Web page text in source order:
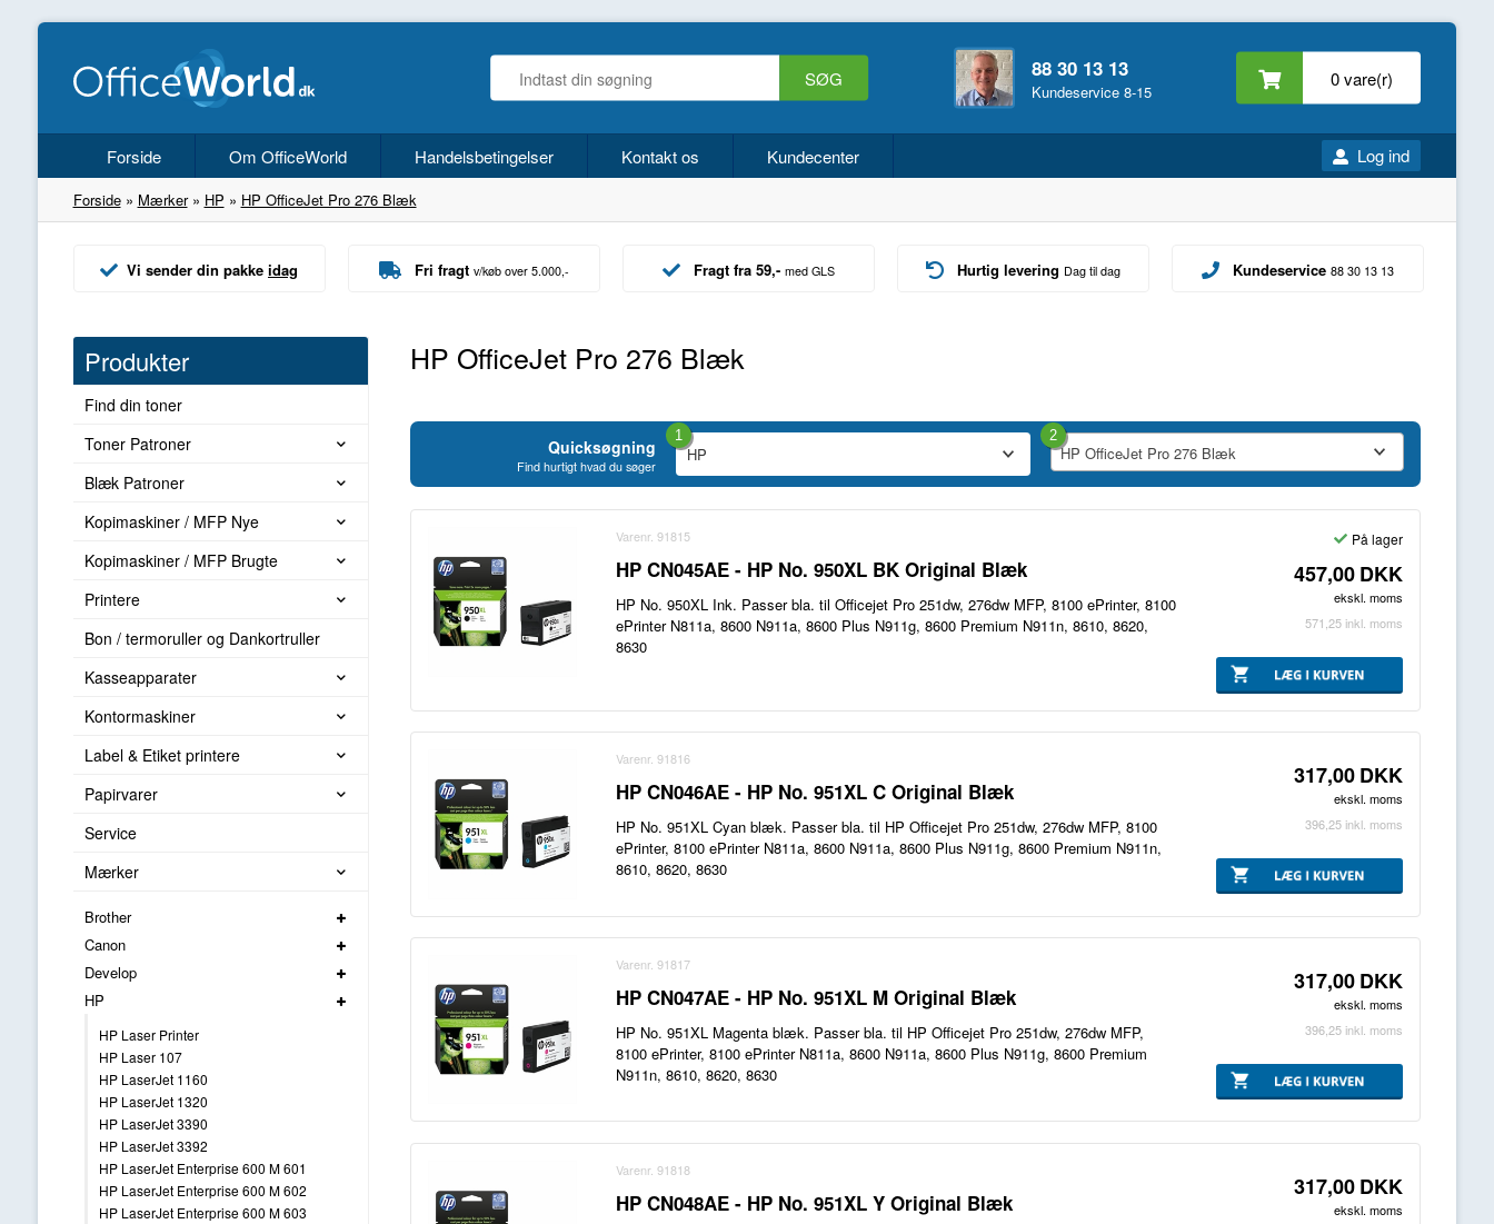
0 vare(r)
88 30 13 13
Kundeservice 8-15
Forside Om OfficeWorld Handelsbetingelser Kontakt os Kundecenter Log ind
Forside» Mærker» HP » HP OfficeJet Pro 276 Blæk
Vi sender din pakkeidag Fri fragt v/køb over 5.000,- Fragt fra 59,- med GLS Hurtig levering Dag til dag Kundeservice 88 30 13 13
Produkter
Find din toner
Toner Patroner
Blæk Patroner
Kopimaskiner / MFP Nye
Kopimaskiner / MFP Brugte
Printere
Bon / termoruller og Dankortruller
Kasseapparater
Kontormaskiner
Label & Etiket printere
Papirvarer
Service
Mærker
Brother
Canon
Develop
HP
HP Laser Printer
HP Laser 107
HP LaserJet 1160
HP LaserJet 1320
HP LaserJet 3390
HP LaserJet 3392
HP LaserJet Enterprise 600 M 601
HP LaserJet Enterprise 600 M 602
HP LaserJet Enterprise 600 M 603
HP OfficeJet Pro 276 Blæk
Quicksøgning
Find hurtigt hvad du søger
1
HP OfficeJet Pro 276 Blæk
2
Varenr. 91815
HP CN045AE - HP No. 950XL BK Original Blæk
HP No. 950XL Ink. Passer bla. til Officejet Pro 251dw, 276dw MFP, 8100 ePrinter, 8100
ePrinter N811a, 8600 N911a, 8600 Plus N911g, 8600 Premium N911n, 8610, 8620,
8630
På lager
457,00DKK
ekskl. moms
571,25 inkl. moms
Varenr. 91816
HP CN046AE - HP No. 951XL C Original Blæk
HP No. 951XL Cyan blæk. Passer bla. til HP Officejet Pro 251dw, 276dw MFP, 8100
ePrinter, 8100 ePrinter N811a, 8600 N911a, 8600 Plus N911g, 8600 Premium N911n,
8610, 8620, 8630
317,00DKK
ekskl. moms
396,25 inkl. moms
Varenr. 91817
HP CN047AE - HP No. 951XL M Original Blæk
HP No. 951XL Magenta blæk. Passer bla. til HP Officejet Pro 251dw, 276dw MFP,
8100 ePrinter, 8100 ePrinter N811a, 8600 N911a, 8600 Plus N911g, 8600 Premium
N911n, 8610, 8620, 8630
317,00DKK
ekskl. moms
396,25 inkl. moms
Varenr. 91818
HP CN048AE - HP No. 951XL Y Original Blæk
317,00DKK
ekskl. moms